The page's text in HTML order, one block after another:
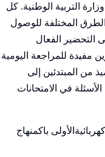
التربية الوطنية. كل
المختلفة للوصول
التحضير الفعال
مفيدة للمراجعة اليومية
من المبتدئين إلى
في الامتحانات
الأولى باكمنهاج